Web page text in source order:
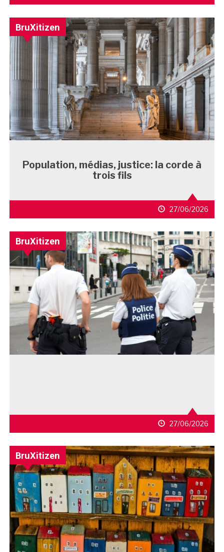
BruXitizen
Population, médias, justice: la corde à
trois fils
27/06/2026
BruXitizen
27/06/2026
BruXitizen